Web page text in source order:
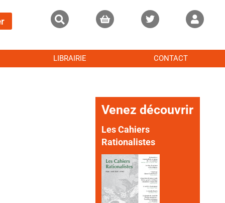
LIBRAIRIE CONTACT
Venez découvrir
Les Cahiers
Rationalistes